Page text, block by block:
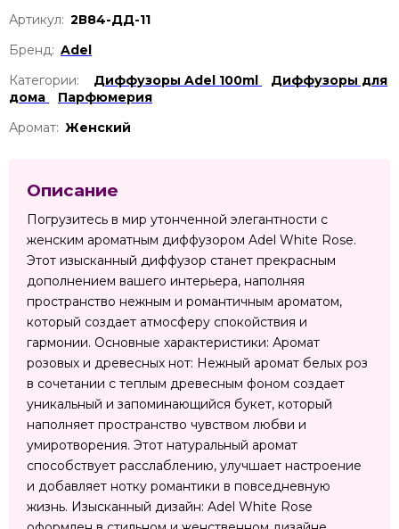
Артикул: 2В84-ДД-11
Бренд: Adel
Категории:
Диффузоры Adel 100ml
Диффузоры для
дома
Парфюмерия
Аромат: Женский
Описание
Погрузитесь в мир утонченной элегантности с
женским ароматным диффузором Adel White Rose.
Этот изысканный диффузор станет прекрасным
дополнением вашего интерьера, наполняя
пространство нежным и романтичным ароматом,
который создает атмосферу спокойствия и
гармонии. Основные характеристики: Аромат
розовых и древесных нот: Нежный аромат белых роз
в сочетании с теплым древесным фоном создает
уникальный и запоминающийся букет, который
наполняет пространство чувством любви и
умиротворения. Этот натуральный аромат
способствует расслаблению, улучшает настроение
и добавляет нотку романтики в повседневную
жизнь. Изысканный дизайн: Adel White Rose